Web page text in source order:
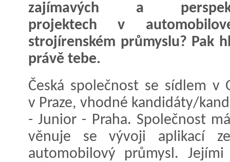
zajímavých a
projektech v
strojírenském průmyslu? Pak
právě tebe.
Česká společnost se sídlem
v Praze, vhodné kandidáty/
- Junior - Praha. Společnost
věnuje se vývoji aplikací
automobilový průmysl.